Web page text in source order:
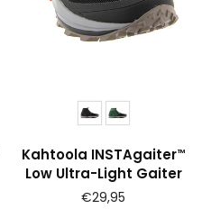
Kahtoola INSTAgaiter™
Low Ultra-Light Gaiter
Prijs
€29,95